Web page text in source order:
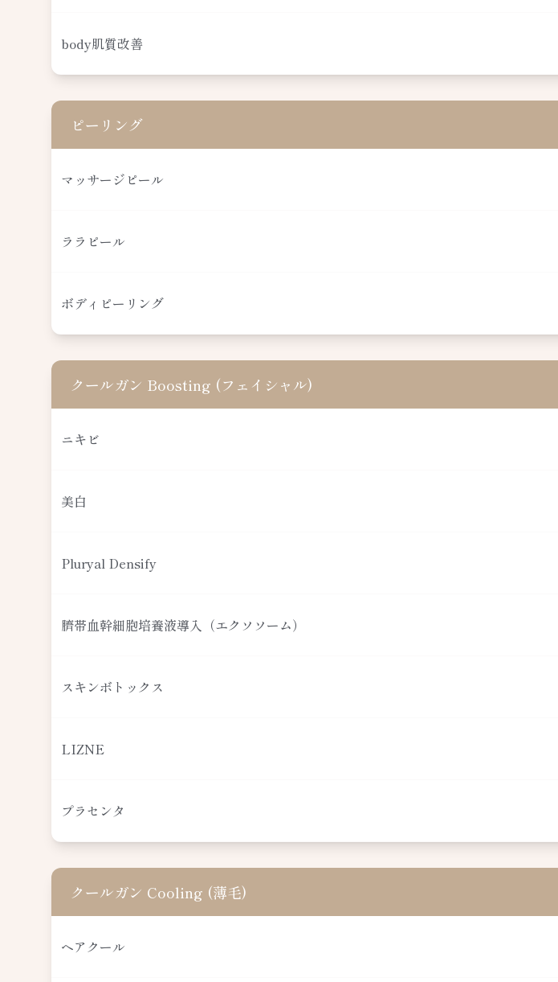
body肌質改善
ピーリング
マッサージピール
ララピール
ボディピーリング
クールガン Boosting (フェイシャル)
ニキビ
美白
Pluryal Densify
臍帯血幹細胞培養液導入（エクソソーム）
スキンボトックス
LIZNE
プラセンタ
クールガン Cooling (薄毛)
ヘアクール